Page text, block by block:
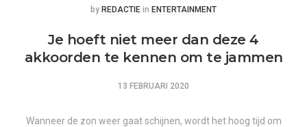
Posted
by REDACTIE Posted
in ENTERTAINMENT
Je hoeft niet meer dan deze 4
akkoorden te kennen om te jammen
13 FEBRUARI 2020
Wanneer de zon weer gaat schijnen, wordt het hoog tijd om